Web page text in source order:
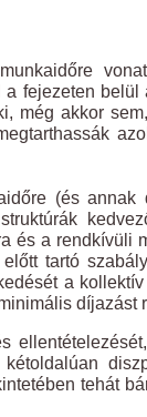
a fejezeten
még akkor
(és annak
és a rendkívüli
tartó
a
díjazást
kétoldalúan
tehát